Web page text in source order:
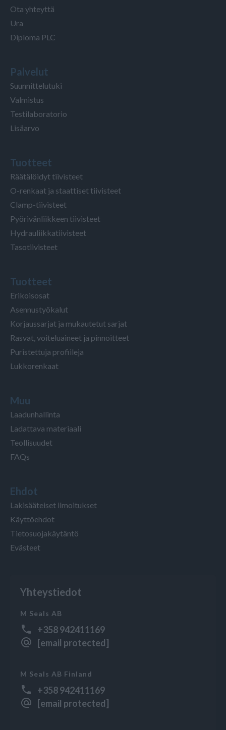
Ota yhteyttä
Ura
Diploma PLC
Palvelut
Suunnittelutuki
Valmistus
Testilaboratorio
Lisäarvo
Tuotteet
Räätälöidyt tiivisteet
O-renkaat ja staattiset tiivisteet
Clamp-tiivisteet
Pyörivänliikkeen tiivisteet
Hydrauliikkatiivisteet
Tasotiivisteet
Tuotteet
Erikoisosat
Asennustyökalut
Korjaussarjat ja mukautetut sarjat
Rasvat, voiteluaineet ja pinnoitteet
Puristettuja profiileja
Lukkorenkaat
Muu
Laadunhallinta
Ladattava materiaali
Teollisuudet
FAQs
Ehdot
Lakisääteiset ilmoitukset
Käyttöehdot
Tietosuojakäytäntö
Evästeet
Yhteystiedot
M Seals AB
+358 942411169
[email protected]
M Seals AB Finland
+358 942411169
[email protected]